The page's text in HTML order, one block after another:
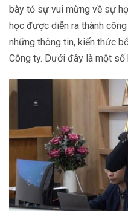
bày tỏ sự vui mừng về sự
học được diễn ra thành
những thông tin, kiến thức
Công ty. Dưới đây là một số